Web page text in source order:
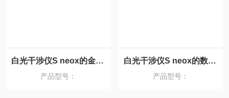
白光干涉仪S neox的金属表面检测
产品型号：
白光干涉仪S neox的数据分析深度
产品型号：